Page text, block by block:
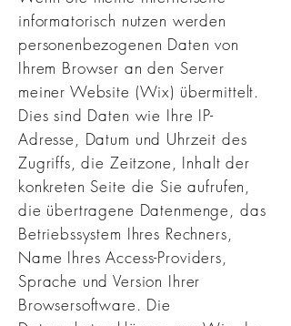
informatorisch nutzen werden
personenbezogenen Daten von
Ihrem Browser an den Server
meiner Website (Wix) übermittelt.
Dies sind Daten wie Ihre IP-
Adresse, Datum und Uhrzeit des
Zugriffs, die Zeitzone, Inhalt der
konkreten Seite die Sie aufrufen,
die übertragene Datenmenge, das
Betriebssystem Ihres Rechners,
Name Ihres Access-Providers,
Sprache und Version Ihrer
Browsersoftware. Die